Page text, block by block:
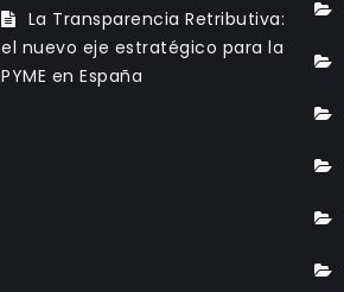
La Transparencia Retributiva:
el nuevo eje estratégico para la
PYME en España